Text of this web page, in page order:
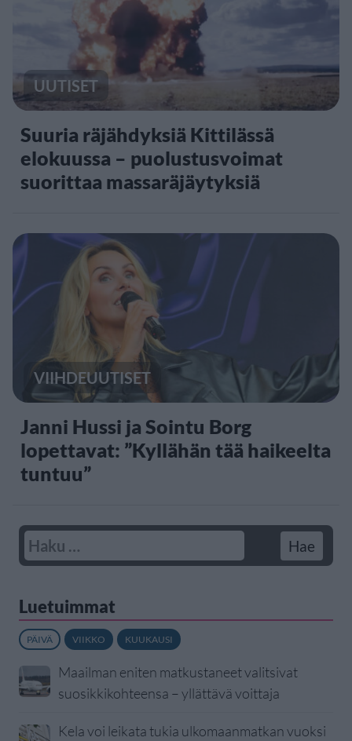
UUTISET
Suuria räjähdyksiä Kittilässä
elokuussa – puolustusvoimat
suorittaa massaräjäytyksiä
VIIHDEUUTISET
Janni Hussi ja Sointu Borg
lopettavat: ”Kyllähän tää haikeelta
tuntuu”
Luetuimmat
PÄIVÄ VIIKKO KUUKAUSI
Maailman eniten matkustaneet valitsivat
suosikkikohteensa – yllättävä voittaja
Kela voi leikata tukia ulkomaanmatkan vuoksi